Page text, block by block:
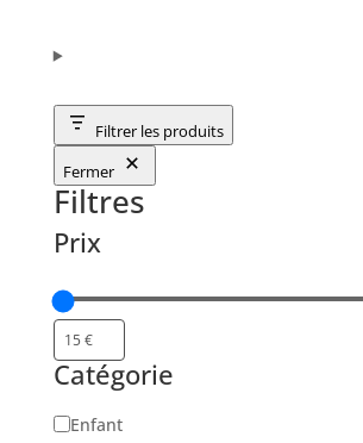
Filtrer les produits
Fermer
Filtres
Prix
Catégorie
Catégorie
Enfant